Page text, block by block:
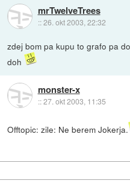
mrTwelveTrees
::26. okt 2003, 22:32
zdej bom pa kupu to grafo pa
doh
monster-x
::27. okt 2003, 11:35
Offtopic: zile: Ne berem Jokerja.